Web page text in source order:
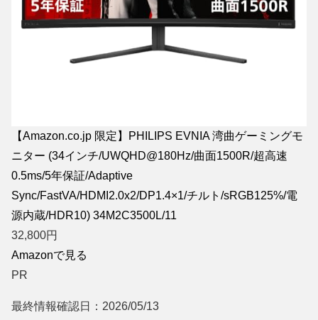
【Amazon.co.jp 限定】PHILIPS EVNIA 湾曲ゲーミングモ
ニター (34インチ/UWQHD@180Hz/曲面1500R/超高速
0.5ms/5年保証/Adaptive
Sync/FastVA/HDMI2.0x2/DP1.4×1/チルト/sRGB125%/電
源内蔵/HDR10) 34M2C3500L/11
32,800円
Amazonで見る
PR
最終情報確認日：2026/05/13